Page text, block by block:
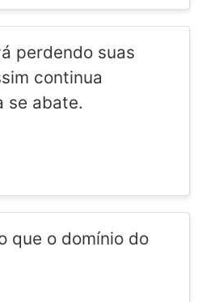
perdendo suas
continua
se abate.
que o domínio do